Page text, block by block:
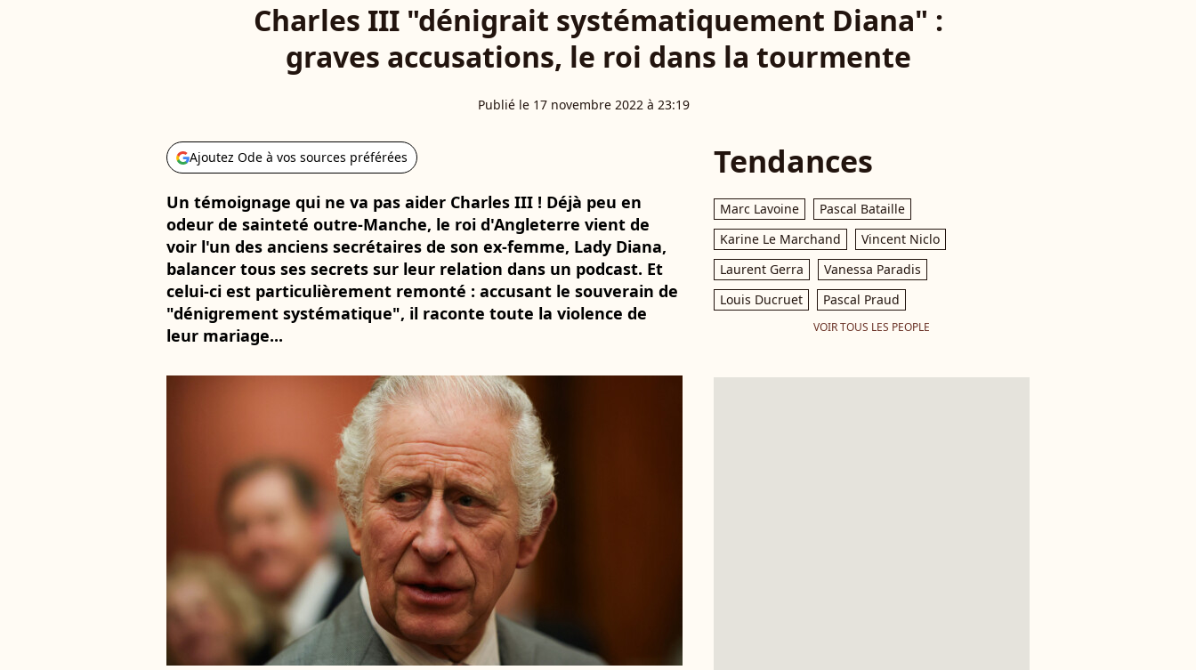
Charles III "dénigrait systématiquement Diana" :
graves accusations, le roi dans la tourmente
Publié le 17 novembre 2022 à 23:19
Ajoutez Ode à vos sources préférées
Un témoignage qui ne va pas aider Charles III ! Déjà peu en
odeur de sainteté outre-Manche, le roi d'Angleterre vient de
voir l'un des anciens secrétaires de son ex-femme, Lady Diana,
balancer tous ses secrets sur leur relation dans un podcast. Et
celui-ci est particulièrement remonté : accusant le souverain de
"dénigrement systématique", il raconte toute la violence de
leur mariage...
Tendances
Marc Lavoine
Pascal Bataille
Karine Le Marchand
Vincent Niclo
Laurent Gerra
Vanessa Paradis
Louis Ducruet
Pascal Praud
VOIR TOUS LES PEOPLE